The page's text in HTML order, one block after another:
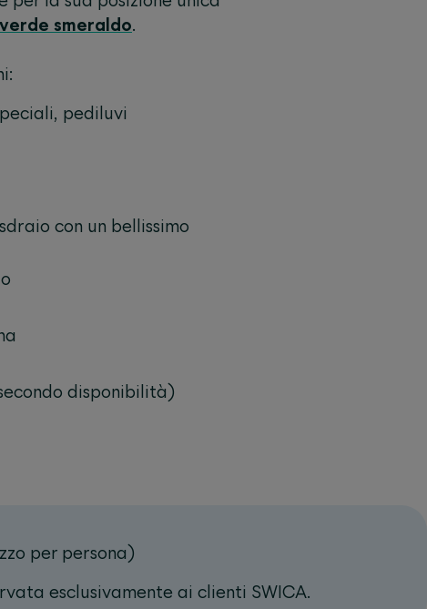
smeraldo.
pediluvi
con un bellissimo
disponibilità)
per persona)
esclusivamente ai clienti SWICA.